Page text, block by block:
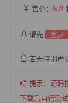
售价： 6.9
请先 登录
若无特别声
提示：源码
下载后自行测试